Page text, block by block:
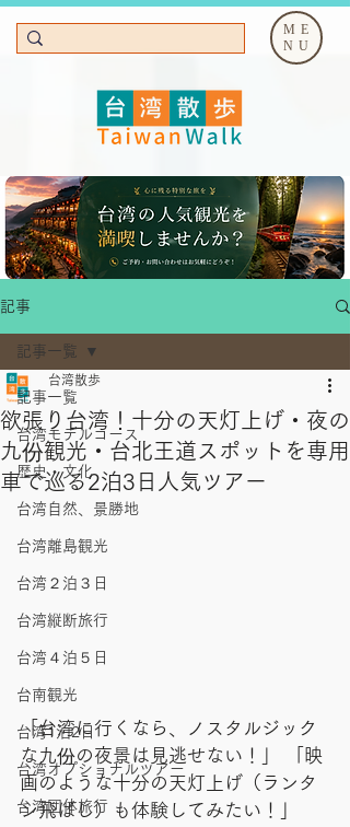
ME
NU
記事
記事一覧
台湾モデルコース
歴史・文化
台湾自然、景勝地
台湾離島観光
台湾２泊３日
台湾縦断旅行
台湾４泊５日
台南観光
台湾1泊2日
台湾オプショナルツアー
台湾団体旅行
記事一覧
欲張り台湾！十分の天灯上げ・夜の
九份観光・台北王道スポットを専用
車で巡る2泊3日人気ツアー
台湾散歩
「台湾に行くなら、ノスタルジック
な九份の夜景は見逃せない！」 「映
画のような十分の天灯上げ（ランタ
ン飛ばし）も体験してみたい！」